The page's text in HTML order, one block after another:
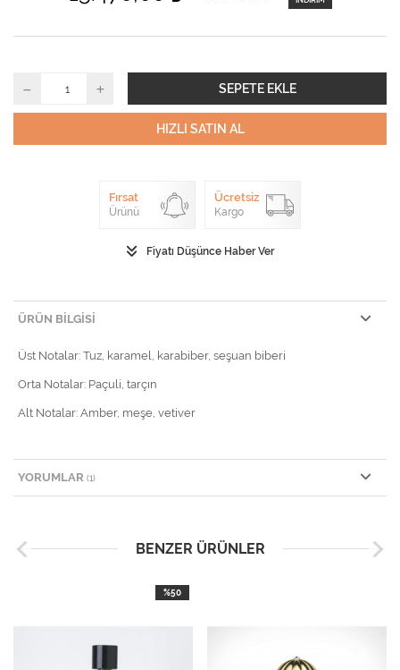
SEPETE EKLE
HIZLI SATIN AL
Fırsat
Ürünü
Ücretsiz
Kargo
Fiyatı Düşünce Haber Ver
ÜRÜN BILGISI
Üst Notalar: Tuz, karamel, karabiber, seşuan biberi
Orta Notalar: Paçuli, tarçın
Alt Notalar: Amber, meşe, vetiver
YORUMLAR (1)
BENZER ÜRÜNLER
%50